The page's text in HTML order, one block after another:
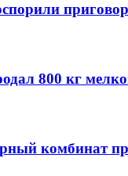
800 кг
комбинат